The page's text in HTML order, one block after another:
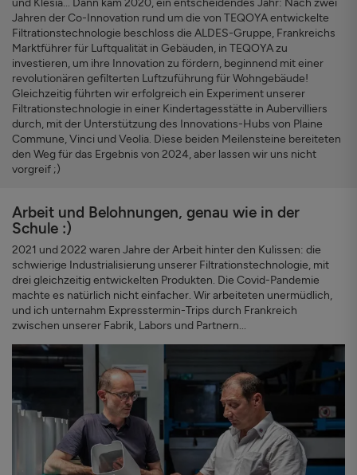
Jahren der Co-Innovation rund um die von TEQOYA entwickelte
Filtrationstechnologie beschloss die ALDES-Gruppe, Frankreichs
Marktführer für Luftqualität in Gebäuden, in TEQOYA zu
investieren, um ihre Innovation zu fördern, beginnend mit einer
revolutionären gefilterten Luftzuführung für Wohngebäude!
Gleichzeitig führten wir erfolgreich ein Experiment unserer
Filtrationstechnologie in einer Kindertagesstätte in Aubervilliers
durch, mit der Unterstützung des Innovations-Hubs von Plaine
Commune, Vinci und Veolia. Diese beiden Meilensteine bereiteten
den Weg für das Ergebnis von 2024, aber lassen wir uns nicht
vorgreif ;)
Arbeit und Belohnungen, genau wie in der
Schule :)
2021 und 2022 waren Jahre der Arbeit hinter den Kulissen: die
schwierige Industrialisierung unserer Filtrationstechnologie, mit
drei gleichzeitig entwickelten Produkten. Die Covid-Pandemie
machte es natürlich nicht einfacher. Wir arbeiteten unermüdlich,
und ich unternahm Expresstermin-Trips durch Frankreich
zwischen unserer Fabrik, Labors und Partnern...